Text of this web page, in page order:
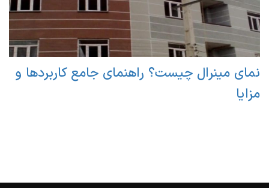
نمای مینرال چیست؟ راهنمای جامع کاربردها و
مزایا